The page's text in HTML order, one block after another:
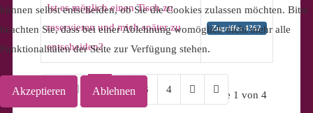
Ist es möglich einen Tisch zu
reservieren und mich später zu
entscheiden?
Zugriffe: 4362
Seite 1 von 4
1 2 3 4
können selbst entscheiden, ob Sie die Cookies zulassen möchten. Bitte
beachten Sie, dass bei einer Ablehnung womöglich nicht mehr alle
Funktionalitäten der Seite zur Verfügung stehen.
Akzeptieren Ablehnen